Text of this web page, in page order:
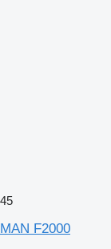
45
MAN F2000